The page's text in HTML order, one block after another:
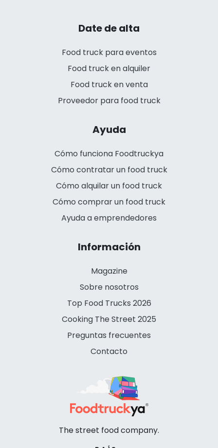
Date de alta
Food truck para eventos
Food truck en alquiler
Food truck en venta
Proveedor para food truck
Ayuda
Cómo funciona Foodtruckya
Cómo contratar un food truck
Cómo alquilar un food truck
Cómo comprar un food truck
Ayuda a emprendedores
Información
Magazine
Sobre nosotros
Top Food Trucks 2026
Cooking The Street 2025
Preguntas frecuentes
Contacto
The street food company.